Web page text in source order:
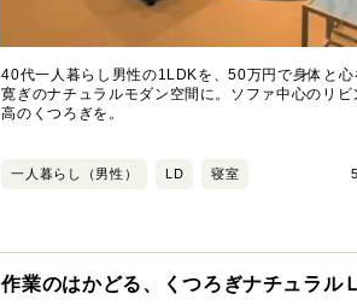
40代一人暮らし男性の1LDKを、50万円で身体と心
寛ぎのナチュラルモダン空間に。ソファ中心のリビ
高のくつろぎを。
一人暮らし（男性） LD 寝室
作業のはかどる、くつろぎナチュラル